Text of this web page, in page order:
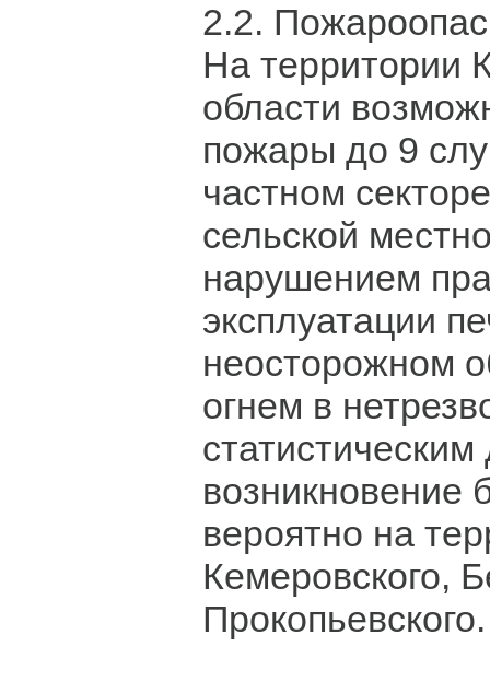
2.2.
На территории
области
пожары до 9
частном
сельской
нарушением
эксплуатации
неосторожном
огнем в
возникновение
вероятно на
Кемеровского,
Прокопьевского.